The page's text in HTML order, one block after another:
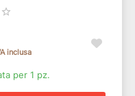
star_border
inclusa
per 1 pz.